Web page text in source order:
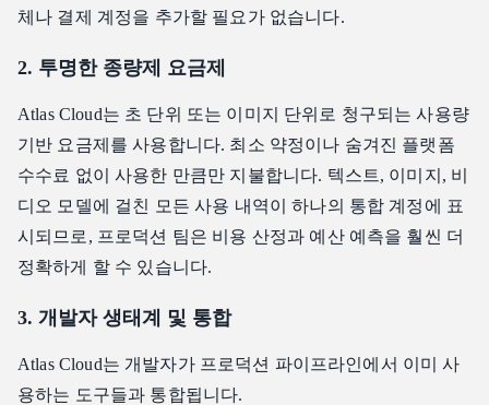
체나 결제 계정을 추가할 필요가 없습니다.
2. 투명한 종량제 요금제
Atlas Cloud는 초 단위 또는 이미지 단위로 청구되는 사용량
기반 요금제를 사용합니다. 최소 약정이나 숨겨진 플랫폼
수수료 없이 사용한 만큼만 지불합니다. 텍스트, 이미지, 비
디오 모델에 걸친 모든 사용 내역이 하나의 통합 계정에 표
시되므로, 프로덕션 팀은 비용 산정과 예산 예측을 훨씬 더
정확하게 할 수 있습니다.
3. 개발자 생태계 및 통합
Atlas Cloud는 개발자가 프로덕션 파이프라인에서 이미 사
용하는 도구들과 통합됩니다.